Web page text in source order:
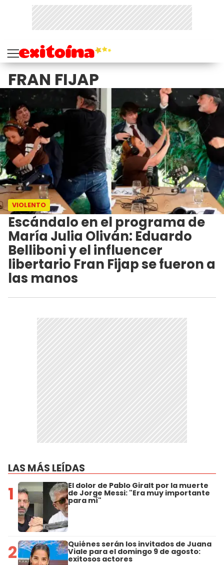
FRAN FIJAP
VIOLENTO
Escándalo en el programa de
María Julia Oliván: Eduardo
Belliboni y el influencer
libertario Fran Fijap se fueron a
las manos
LAS MÁS LEÍDAS
1 El dolor de Pablo Giralt por la muerte
de Jorge Messi: "Era muy importante
para mí"
2 Quiénes serán los invitados de Juana
Viale para el domingo 9 de agosto:
exitosos actores